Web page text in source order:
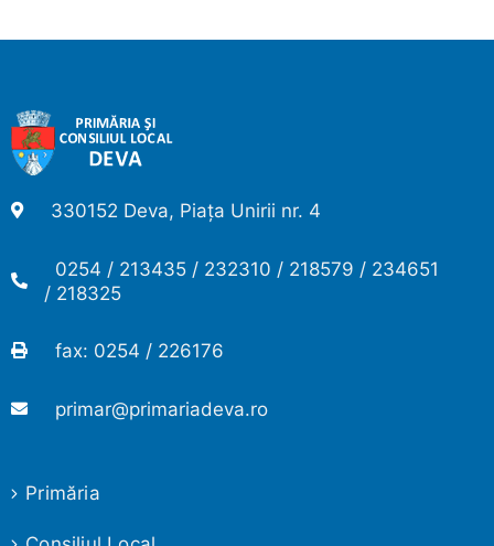
330152 Deva, Piața Unirii nr. 4
0254 / 213435 / 232310 / 218579 / 234651
/ 218325
fax: 0254 / 226176
primar@primariadeva.ro
Primăria